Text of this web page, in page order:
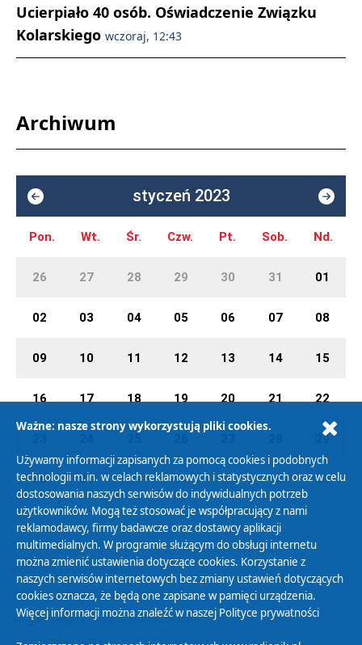
Ucierpiało 40 osób. Oświadczenie Związku
Kolarskiego wczoraj, 12:43
Archiwum
styczeń 2023
Pon. Wt. Śr. Czw. Pt. Sob. Nd.
26 27 28 29 30 31 01
02 03 04 05 06 07 08
09 10 11 12 13 14 15
16 17 18 19 20 21 22
29
30 31 01 02 03 04 05
Polityka Prywatności
Zasady korzystania z Serwisu
Organizacje Pożytku Publicznego
Cyfryzacja DAB+
Ważne: nasze strony wykorzystują pliki cookies.
Używamy informacji zapisanych za pomocą cookies i podobnych
technologii m.in. w celach reklamowych i statystycznych oraz w celu
dostosowania naszych serwisów do indywidualnych potrzeb
użytkowników. Mogą też stosować je współpracujący z nami
reklamodawcy, firmy badawcze oraz dostawcy aplikacji
multimedialnych. W programie służącym do obsługi internetu
można zmienić ustawienia dotyczące cookies. Korzystanie z
naszych serwisów internetowych bez zmiany ustawień dotyczących
cookies oznacza, że będą one zapisane w pamięci urządzenia.
Więcej informacji można znaleźć w naszej Polityce prywatności